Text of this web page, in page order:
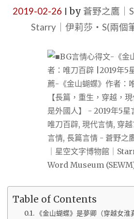
2019-02-26 by 蒼野之鷹｜
Starry｜伊莉莎・S(兩個
Table of Contents
《金山蝴蝶》是夢卿（穿越女淮